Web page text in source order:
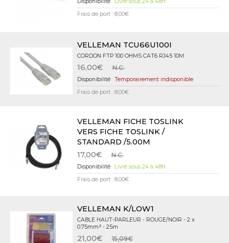
Frais de port : 8,00€
VELLEMAN TCU66U100I
CORDON FTP 100 OHMS CAT6 RJ45 10M
16,00€ N.C.
Temporairement indisponible
Frais de port : 8,00€
VELLEMAN FICHE TOSLINK
VERS FICHE TOSLINK /
STANDARD /5.00M
17,00€
N.C.
Livré sous 24 à 48H
Frais de port : 8,00€
VELLEMAN K/LOW1
CABLE HAUT-PARLEUR - ROUGE/NOIR - 2 x
0.75mm² - 25m
21,00€ 15,09€